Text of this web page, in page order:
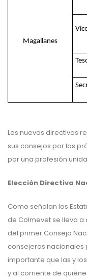
Magallanes
Las nuevas directivas
sus consejos por los
por una profesión
Elección Directiva
Como señalan los
de Colmevet se lleva
del primer Consejo
consejeros nacionales
importante que las y
y al corriente de